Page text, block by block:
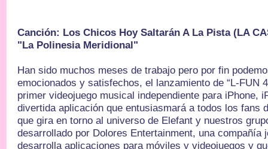
Canción: Los Chicos Hoy Saltarán A La Pista (LA
"La Polinesia Meridional"
Han sido muchos meses de trabajo pero por fin
emocionados y satisfechos, el lanzamiento de “L-FUN
primer videojuego musical independiente para iPhone,
divertida aplicación que entusiasmará a todos los fans
que gira en torno al universo de Elefant y nuestros
desarrollado por Dolores Entertainment, una compañía
desarrolla aplicaciones para móviles y videojuegos y